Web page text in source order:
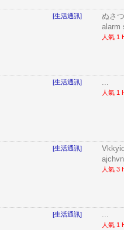
[生活通訊]
ぬさ
alarm
人氣 1
[生活通訊] ...
人氣 1
[生活通訊]
人氣 3
[生活通訊] ...
人氣 1